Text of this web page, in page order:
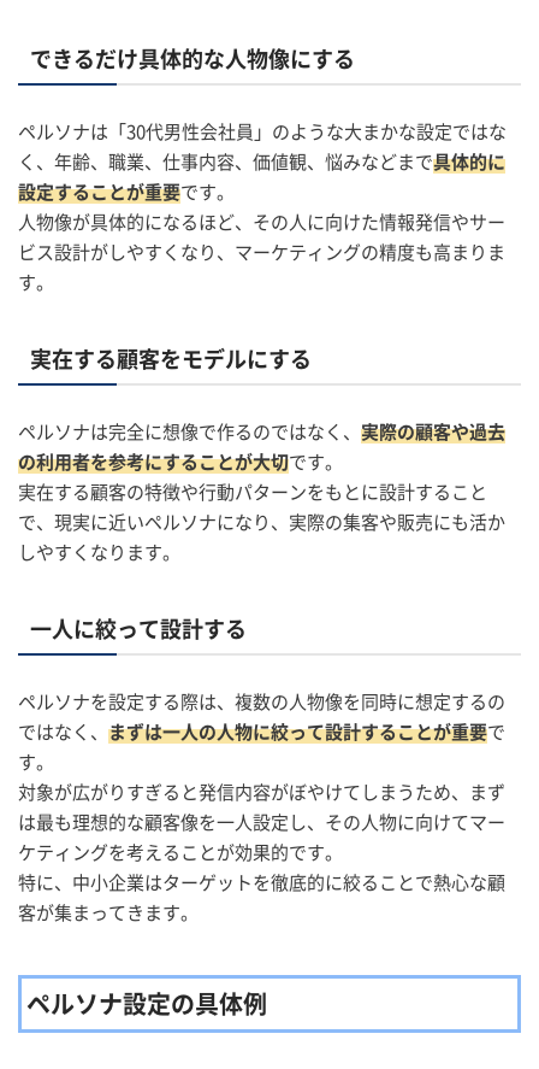
できるだけ具体的な人物像にする
ペルソナは「30代男性会社員」のような大まかな設定ではな
く、年齢、職業、仕事内容、価値観、悩みなどまで具体的に
設定することが重要です。
人物像が具体的になるほど、その人に向けた情報発信やサー
ビス設計がしやすくなり、マーケティングの精度も高まりま
す。
実在する顧客をモデルにする
ペルソナは完全に想像で作るのではなく、 実際の顧客や過去
の利用者を参考にすることが大切です。
実在する顧客の特徴や行動パターンをもとに設計すること
で、現実に近いペルソナになり、実際の集客や販売にも活か
しやすくなります。
一人に絞って設計する
ペルソナを設定する際は、複数の人物像を同時に想定するの
ではなく、 まずは一人の人物に絞って設計することが重要で
す。
対象が広がりすぎると発信内容がぼやけてしまうため、まず
は最も理想的な顧客像を一人設定し、その人物に向けてマー
ケティングを考えることが効果的です。
特に、中小企業はターゲットを徹底的に絞ることで熱心な顧
客が集まってきます。
ペルソナ設定の具体例